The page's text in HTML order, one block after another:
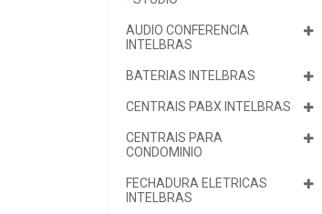
AUDIO CONFERENCIA
INTELBRAS
BATERIAS INTELBRAS
CENTRAIS PABX INTELBRAS
CENTRAIS PARA
CONDOMINIO
FECHADURA ELETRICAS
INTELBRAS